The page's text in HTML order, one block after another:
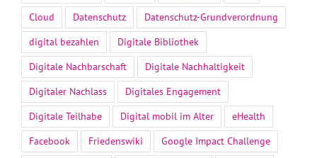
Cloud
Datenschutz
Datenschutz-Grundverordnung
digital bezahlen
Digitale Bibliothek
Digitale Nachbarschaft
Digitale Nachhaltigkeit
Digitaler Nachlass
Digitales Engagement
Digitale Teilhabe
Digital mobil im Alter
eHealth
Facebook
Friedenswiki
Google Impact Challenge